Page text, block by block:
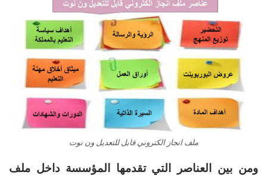
ملف انجاز الكتروني قابل للتعديل ون نوت
ومن بين العناصر التي تقدمها المؤسسة داخل ملف